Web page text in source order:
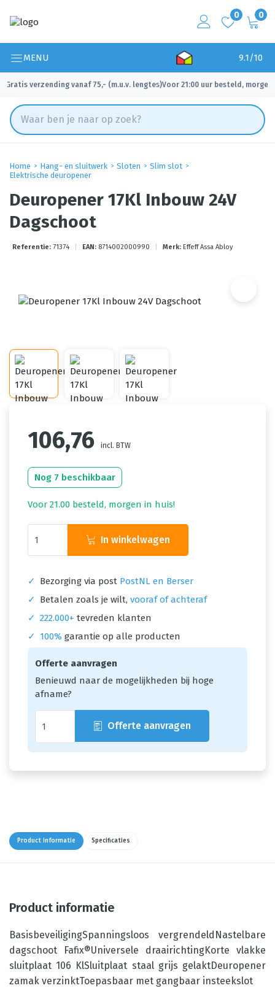
0 0
MENU 9.1/10
Gratis verzending vanaf 75,- (m.u.v. lengtes)
✓ Voor 21:00 uur besteld, morgen
Home Hang- en sluitwerk Sloten
Slim slot
Elektrische deuropener
Deuropener 17Kl Inbouw 24V
Dagschoot
Referentie: 71374 EAN: 8714002000990 Merk: Effeff Assa Abloy
106,76 incl. BTW
Nog 7 beschikbaar
Voor 21.00 besteld, morgen in huis!
In winkelwagen
✓ Bezorging via post PostNL en Berser
✓
Betalen zoals je wilt, vooraf of achteraf
✓ 222.000+ tevreden klanten
✓
100% garantie op alle producten
Offerte aanvragen
Benieuwd naar de mogelijkheden bij hoge
afname?
Offerte aanvragen
Product informatie Specificaties
Product informatie
BasisbeveiligingSpanningsloos vergrendeldNastelbare
dagschoot Fafix®Universele draairichtingKorte vlakke
sluitplaat 106 KlSluitplaat staal grijs gelaktDeuropener
zamak verzinktToepasbaar met gangbaar insteekslot